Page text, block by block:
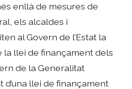
enllà de mesures de
els alcaldes i
al Govern de l’Estat la
la llei de finançament dels
de la Generalitat
d’una llei de finançament